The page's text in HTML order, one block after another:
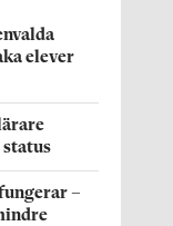
elever
–